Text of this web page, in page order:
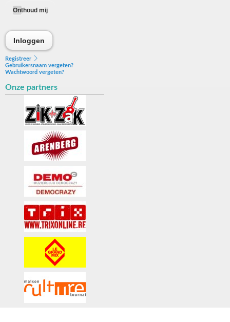
Onthoud mij
Inloggen
Registreer
Gebruikersnaam vergeten?
Wachtwoord vergeten?
Onze partners